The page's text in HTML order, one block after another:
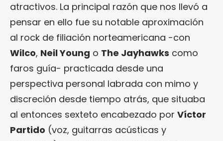
atractivos. La principal razón que nos llevó a
pensar en ello fue su notable aproximación
al rock de filiación norteamericana -con
Wilco, Neil Young o The Jayhawks como
faros guía- practicada desde una
perspectiva personal labrada con mimo y
discreción desde tiempo atrás, que situaba
al entonces sexteto encabezado por Víctor
Partido (voz, guitarras acústicas y